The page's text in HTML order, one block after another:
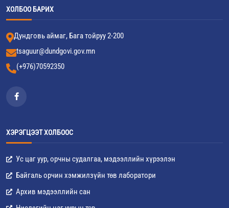
ХОЛБОО БАРИХ
Дундговь аймаг, Бага тойруу 2-200
tsaguur@dundgovi.gov.mn
(+976)70592350
ХЭРЭГЦЭЭТ ХОЛБООС
Ус цаг уур, орчны судалгаа, мэдээллийн хүрээлэн
Байгаль орчин хэмжилзүйн төв лаборатори
Архив мэдээллийн сан